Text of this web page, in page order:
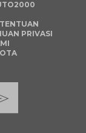
PRIVASI